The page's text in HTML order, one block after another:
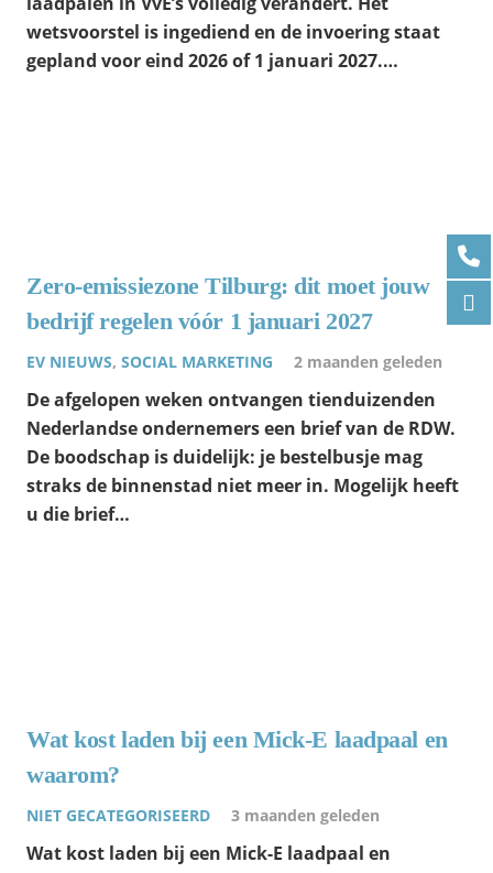
wetsvoorstel is ingediend en de invoering staat
gepland voor eind 2026 of 1 januari 2027.…
Zero-emissiezone Tilburg: dit moet jouw
bedrijf regelen vóór 1 januari 2027
EV NIEUWS, SOCIAL MARKETING 2 maanden geleden
De afgelopen weken ontvangen tienduizenden
Nederlandse ondernemers een brief van de RDW.
De boodschap is duidelijk: je bestelbusje mag
straks de binnenstad niet meer in. Mogelijk heeft
u die brief…
Wat kost laden bij een Mick-E laadpaal en
waarom?
NIET GECATEGORISEERD 3 maanden geleden
Wat kost laden bij een Mick-E laadpaal en